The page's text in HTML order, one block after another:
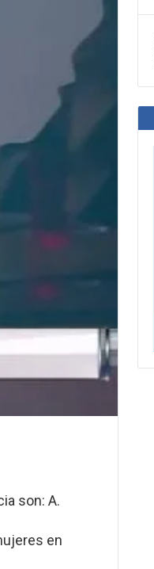
son: A.
en